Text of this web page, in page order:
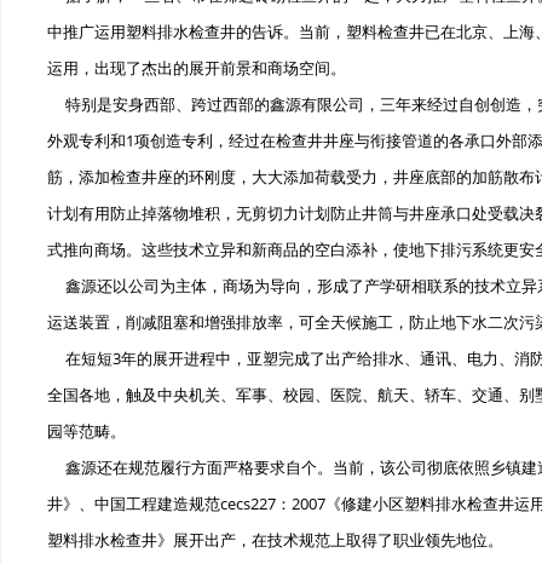
中推广运用塑料排水检查井的告诉。当前，塑料检查井已在北京、上
运用，出现了杰出的展开前景和商场空间。
特别是安身西部、跨过西部的鑫源有限公司，三年来经过自创创造
外观专利和1项创造专利，经过在检查井井座与衔接管道的各承口外部
筋，添加检查井座的环刚度，大大添加荷载受力，井座底部的加筋散
计划有用防止掉落物堆积，无剪切力计划防止井筒与井座承口处受载
式推向商场。这些技术立异和新商品的空白添补，使地下排污系统更
鑫源还以公司为主体，商场为导向，形成了产学研相联系的技术立
运送装置，削减阻塞和增强排放率，可全天候施工，防止地下水二次
在短短3年的展开进程中，亚塑完成了出产给排水、通讯、电力、消
全国各地，触及中央机关、军事、校园、医院、航天、轿车、交通、
园等范畴。
鑫源还在规范履行方面严格要求自个。当前，该公司彻底依照乡镇
井》、中国工程建造规范cecs227：2007《修建小区塑料排水检查井
塑料排水检查井》展开出产，在技术规范上取得了职业领先地位。